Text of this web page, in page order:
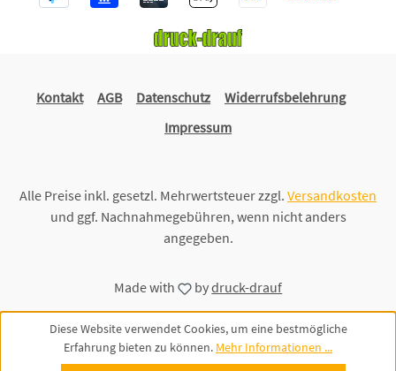
Kontakt AGB Datenschutz
Widerrufsbelehrung
Impressum
Alle Preise inkl. gesetzl. Mehrwertsteuer zzgl. Versandkosten
und ggf. Nachnahmegebühren, wenn nicht anders
angegeben.
Made with bydruck-drauf
Diese Website verwendet Cookies, um eine bestmögliche
Erfahrung bieten zu können. Mehr Informationen ...